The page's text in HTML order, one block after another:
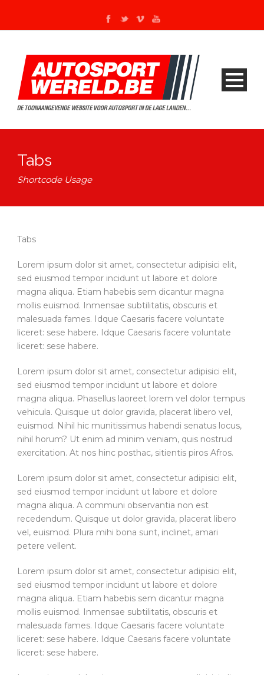
Tabs
Shortcode Usage
Tabs
Lorem ipsum dolor sit amet, consectetur adipisici elit,
sed eiusmod tempor incidunt ut labore et dolore
magna aliqua. Etiam habebis sem dicantur magna
mollis euismod. Inmensae subtilitatis, obscuris et
malesuada fames. Idque Caesaris facere voluntate
liceret: sese habere. Idque Caesaris facere voluntate
liceret: sese habere.
Lorem ipsum dolor sit amet, consectetur adipisici elit,
sed eiusmod tempor incidunt ut labore et dolore
magna aliqua. Phasellus laoreet lorem vel dolor tempus
vehicula. Quisque ut dolor gravida, placerat libero vel,
euismod. Nihil hic munitissimus habendi senatus locus,
nihil horum? Ut enim ad minim veniam, quis nostrud
exercitation. At nos hinc posthac, sitientis piros Afros.
Lorem ipsum dolor sit amet, consectetur adipisici elit,
sed eiusmod tempor incidunt ut labore et dolore
magna aliqua. A communi observantia non est
recedendum. Quisque ut dolor gravida, placerat libero
vel, euismod. Plura mihi bona sunt, inclinet, amari
petere vellent.
Lorem ipsum dolor sit amet, consectetur adipisici elit,
sed eiusmod tempor incidunt ut labore et dolore
magna aliqua. Etiam habebis sem dicantur magna
mollis euismod. Inmensae subtilitatis, obscuris et
malesuada fames. Idque Caesaris facere voluntate
liceret: sese habere. Idque Caesaris facere voluntate
liceret: sese habere.